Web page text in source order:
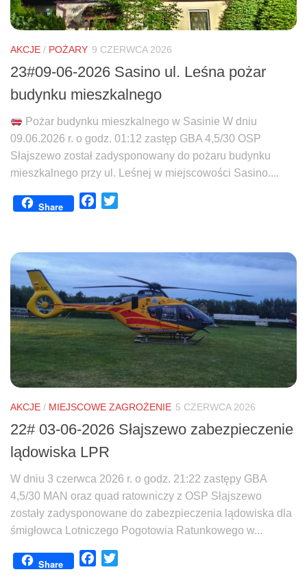
AKCJE / POŻARY 9 CZERWCA 2026
23#09-06-2026 Sasino ul. Leśna pożar
budynku mieszkalnego
Pożar budynku mieszkalnego w Sasinie W dniu
09.06.2026 r. o godz. 01:12 zastęp GBA 4,5/30 OSP
Słajszewo został zadysponowany do pożaru budynku
mieszkalnego przy ul. Leśnej w miejscowości Sasino....
Share Facebook
AKCJE / MIEJSCOWE ZAGROŻENIE 5 CZERWCA 2026
22# 03-06-2026 Słajszewo zabezpieczenie
lądowiska LPR
W dniu 3 czerwca 2026 r. o godz. 21:22 zastępy GBA
4,5/30 MAN oraz quad ratowniczy z OSP Słajszewo
zostały zadysponowane do zabezpieczenia lądowiska dla
śmigłowca Lotniczego Pogotowia Ratunkowego w...
Share Facebook